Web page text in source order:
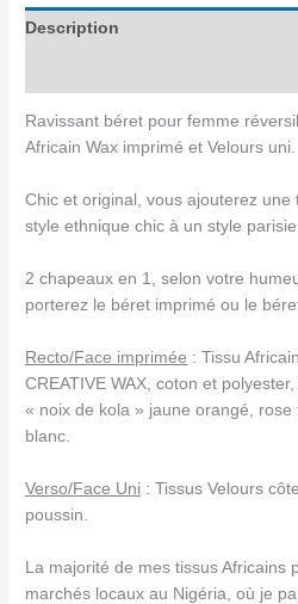
Description
Ravissant béret pour femme
Africain Wax imprimé et Velours uni.
Chic et original, vous ajouterez une
style ethnique chic à un style
2 chapeaux en 1, selon votre
porterez le béret imprimé ou le
Recto/Face imprimée : Tissu
CREATIVE WAX, coton et
« noix de kola » jaune orangé,
blanc.
Verso/Face Uni : Tissus Velours
poussin.
La majorité de mes tissus Africains
marchés locaux au Nigéria, où je